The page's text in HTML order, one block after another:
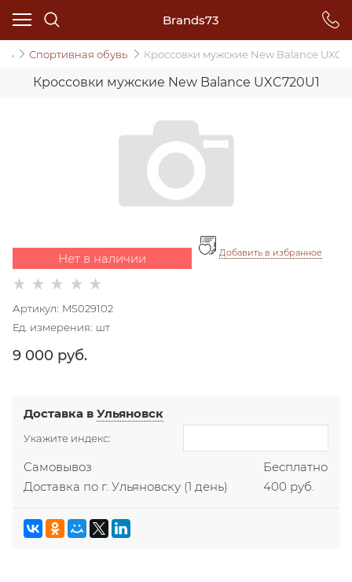
Brands73
Спортивная обувь Кроссовки мужские New Balance
Кроссовки мужские New Balance UXC720U1
Нет в наличии Добавить в избранное
Артикул: MS029102
Ед. измерения: шт
9 000 руб.
Доставка вУльяновск
Укажите индекс:
Самовывоз
Бесплатно
Доставка по г. Ульяновску (1 день) 400 руб.